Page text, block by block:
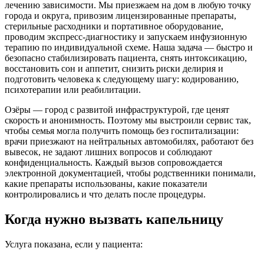
лечению зависимости. Мы приезжаем на дом в любую точку
города и округа, привозим лицензированные препараты,
стерильные расходники и портативное оборудование,
проводим экспресс-диагностику и запускаем инфузионную
терапию по индивидуальной схеме. Наша задача — быстро и
безопасно стабилизировать пациента, снять интоксикацию,
восстановить сон и аппетит, снизить риски делирия и
подготовить человека к следующему шагу: кодированию,
психотерапии или реабилитации.
Озёры — город с развитой инфраструктурой, где ценят
скорость и анонимность. Поэтому мы выстроили сервис так,
чтобы семья могла получить помощь без госпитализации:
врачи приезжают на нейтральных автомобилях, работают без
вывесок, не задают лишних вопросов и соблюдают
конфиденциальность. Каждый вызов сопровождается
электронной документацией, чтобы родственники понимали,
какие препараты использованы, какие показатели
контролировались и что делать после процедуры.
Когда нужно вызвать капельницу
Услуга показана, если у пациента: